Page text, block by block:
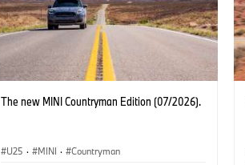
The new MINI Countryman Edition (07/2026).
U25 · MINI · Countryman